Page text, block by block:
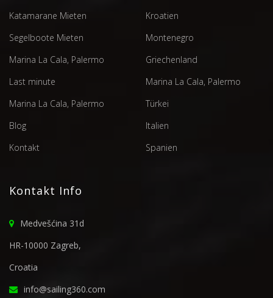
Katamarane Mieten
Segelboote Mieten
Marina La Cala, Palermo
Last minute
Marina La Cala, Palermo
Blog
Kontakt
Kroatien
Montenegro
Griechenland
Marina La Cala, Palermo
Türkei
Italien
Spanien
Kontakt Info
Medvešćina 31d
HR-10000 Zagreb,
Croatia
info@sailing360.com